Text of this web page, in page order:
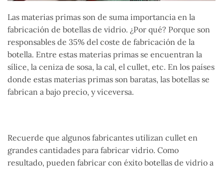
Las materias primas son de suma importancia en la
fabricación de botellas de vidrio. ¿Por qué? Porque son
responsables de 35% del coste de fabricación de la
botella. Entre estas materias primas se encuentran la
sílice, la ceniza de sosa, la cal, el cullet, etc. En los países
donde estas materias primas son baratas, las botellas se
fabrican a bajo precio, y viceversa.
Recuerde que algunos fabricantes utilizan cullet en
grandes cantidades para fabricar vidrio. Como
resultado, pueden fabricar con éxito botellas de vidrio a